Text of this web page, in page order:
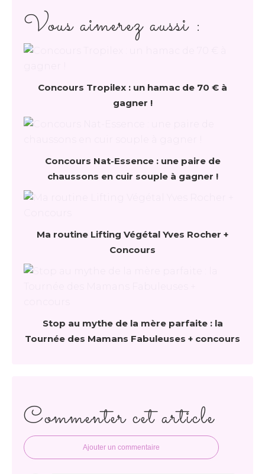
Vous aimerez aussi :
Concours Tropilex : un hamac de 70 € à
gagner !
Concours Nat-Essence : une paire de
chaussons en cuir souple à gagner !
Ma routine Lifting Végétal Yves Rocher +
Concours
Stop au mythe de la mère parfaite : la
Tournée des Mamans Fabuleuses + concours
Commenter cet article
Ajouter un commentaire